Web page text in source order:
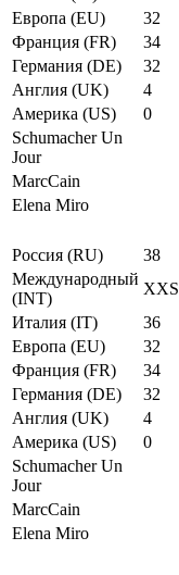
Европа (EU)
32
Франция (FR)
34
Германия (DE)
32
Англия (UK)
4
Америка (US)
0
Schumacher Un
Jour
MarcCain
Elena Miro
Россия (RU)
38
Международный
(INT)
XXS
Италия (IT)
36
Европа (EU)
32
Франция (FR)
34
Германия (DE)
32
Англия (UK)
4
Америка (US)
0
Schumacher Un
Jour
MarcCain
Elena Miro